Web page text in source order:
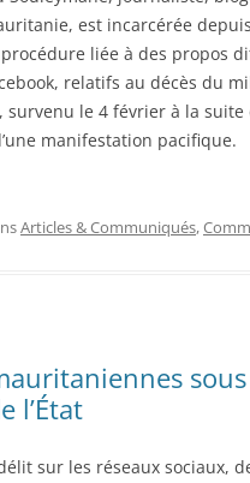
est incarcérée
liée à des propos
relatifs au décès du
survenu le 4 février à la suite
manifestation pacifique.
Articles & Communiqués,
l’État
sur les réseaux sociaux,